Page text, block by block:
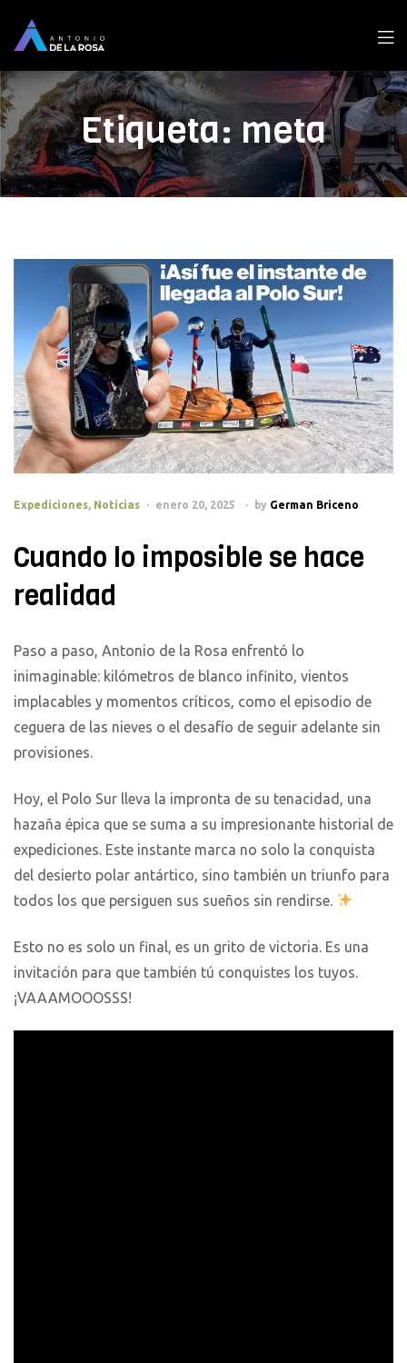
Etiqueta: meta
Categories
Expediciones, Noticias enero 20, 2025 by German Briceno
Cuando lo imposible se hace
realidad
Paso a paso, Antonio de la Rosa enfrentó lo
inimaginable: kilómetros de blanco infinito, vientos
implacables y momentos críticos, como el episodio de
ceguera de las nieves o el desafío de seguir adelante sin
provisiones.
Hoy, el Polo Sur lleva la impronta de su tenacidad, una
hazaña épica que se suma a su impresionante historial de
expediciones. Este instante marca no solo la conquista
del desierto polar antártico, sino también un triunfo para
todos los que persiguen sus sueños sin rendirse.
Esto no es solo un final, es un grito de victoria. Es una
invitación para que también tú conquistes los tuyos.
¡VAAAMOOOSSS!